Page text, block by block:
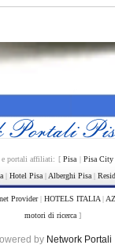
e portali affiliati: [Pisa | Pisa City
| Hotel Pisa | Alberghi Pisa |
Provider| HOTELS ITALIA|
motori di ricerca ]
by Network Portali